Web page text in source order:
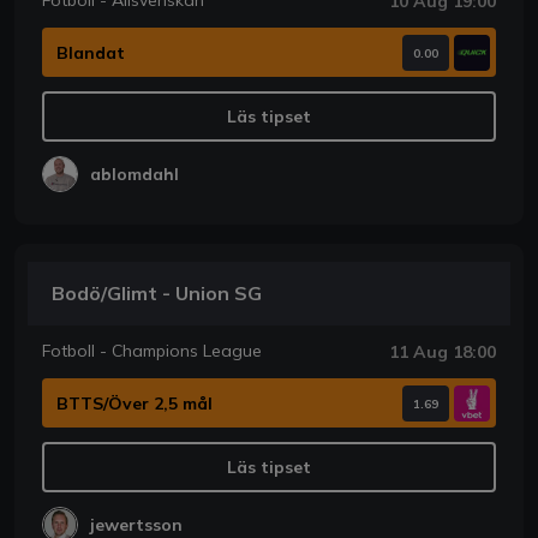
Blandat 0.00
Läs tipset
ablomdahl
Bodö/Glimt - Union SG
Fotboll - Champions League 11 Aug 18:00
BTTS/Över 2,5 mål 1.69
Läs tipset
jewertsson